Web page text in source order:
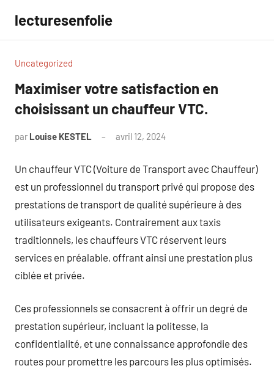
contenu
lecturesenfolie
Uncategorized
Maximiser votre satisfaction en
choisissant un chauffeur VTC.
par Louise KESTEL avril 12, 2024
Un chauffeur VTC (Voiture de Transport avec Chauffeur)
est un professionnel du transport privé qui propose des
prestations de transport de qualité supérieure à des
utilisateurs exigeants. Contrairement aux taxis
traditionnels, les chauffeurs VTC réservent leurs
services en préalable, offrant ainsi une prestation plus
ciblée et privée.
Ces professionnels se consacrent à offrir un degré de
prestation supérieur, incluant la politesse, la
confidentialité, et une connaissance approfondie des
routes pour promettre les parcours les plus optimisés.